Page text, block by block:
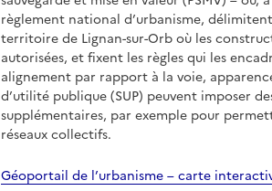
règlement national d’urbanisme,
territoire de Lignan-sur-Orb où les
autorisées, et fixent les règles qui les
alignement par rapport à la voie,
d’utilité publique (SUP) peuvent imposer
supplémentaires, par exemple pour
réseaux collectifs.
Géoportail de l’urbanisme – carte